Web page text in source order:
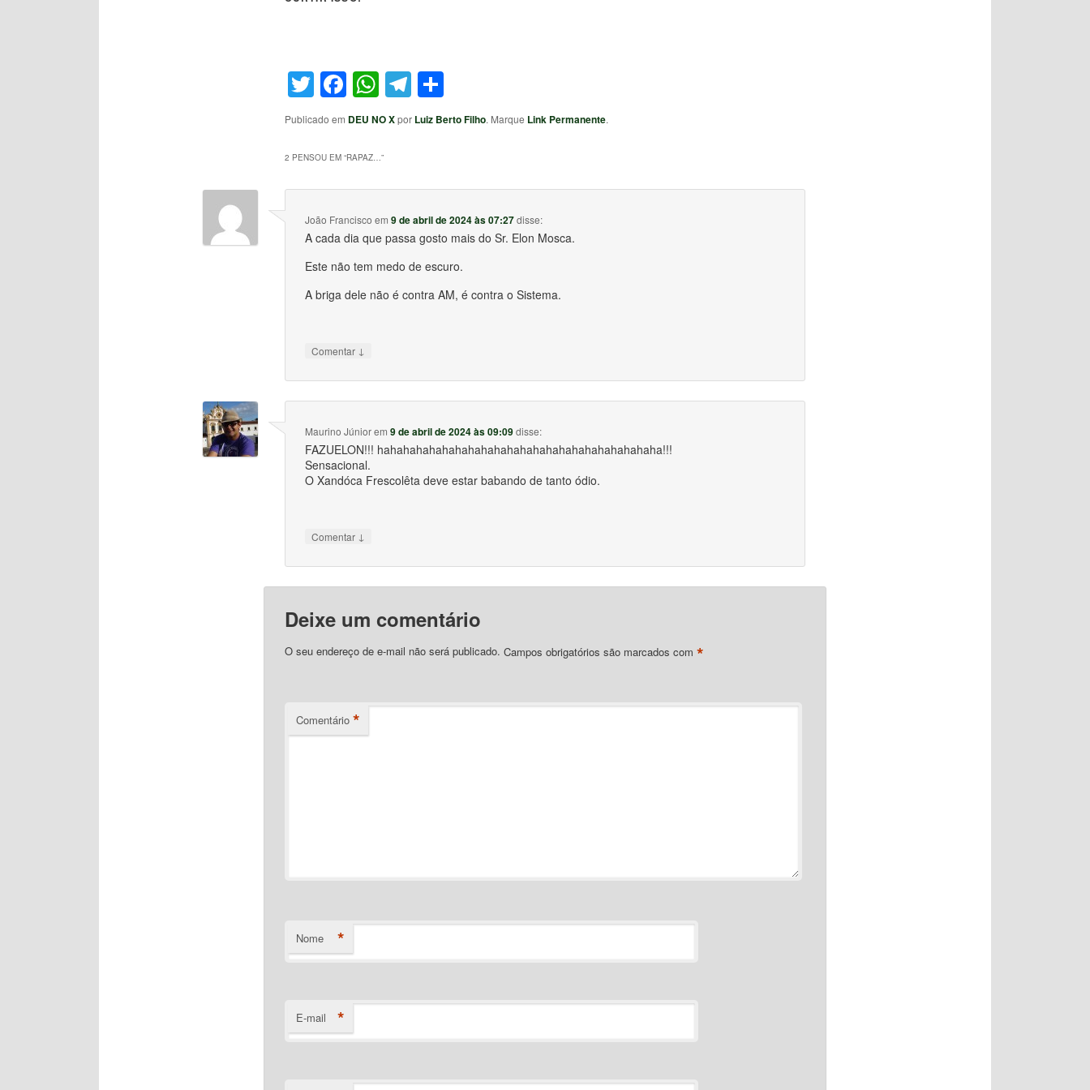
Twitter
Facebook
WhatsApp
Telegram
Share
Publicado em DEU NO Xpor Luiz Berto Filho. Marque Link Permanente.
2 PENSOU EM “RAPAZ… ”
João Francisco em9 de abril de 2024 às 07:27disse:
A cada dia que passa gosto mais do Sr. Elon Mosca.
Este não tem medo de escuro.
A briga dele não é contra AM, é contra o Sistema.
Comentar ↓
Maurino Júniorem9 de abril de 2024 às 09:09disse:
FAZUELON!!! hahahahahahahahahahahahahahahahahahahahahaha!!!
Sensacional.
O Xandóca Frescolêta deve estar babando de tanto ódio.
Comentar ↓
Deixe um comentário
O seu endereço de e-mail não será publicado. Campos obrigatórios são marcados com *
Comentário *
Nome *
E-mail *